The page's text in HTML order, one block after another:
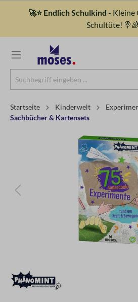
🚀⭐ Endlich Schulkind - Kleine
Schultüte!
Startseite Kinderwelt
Sachbücher & Kartensets